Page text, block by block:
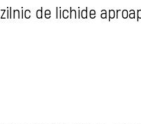
de lichide